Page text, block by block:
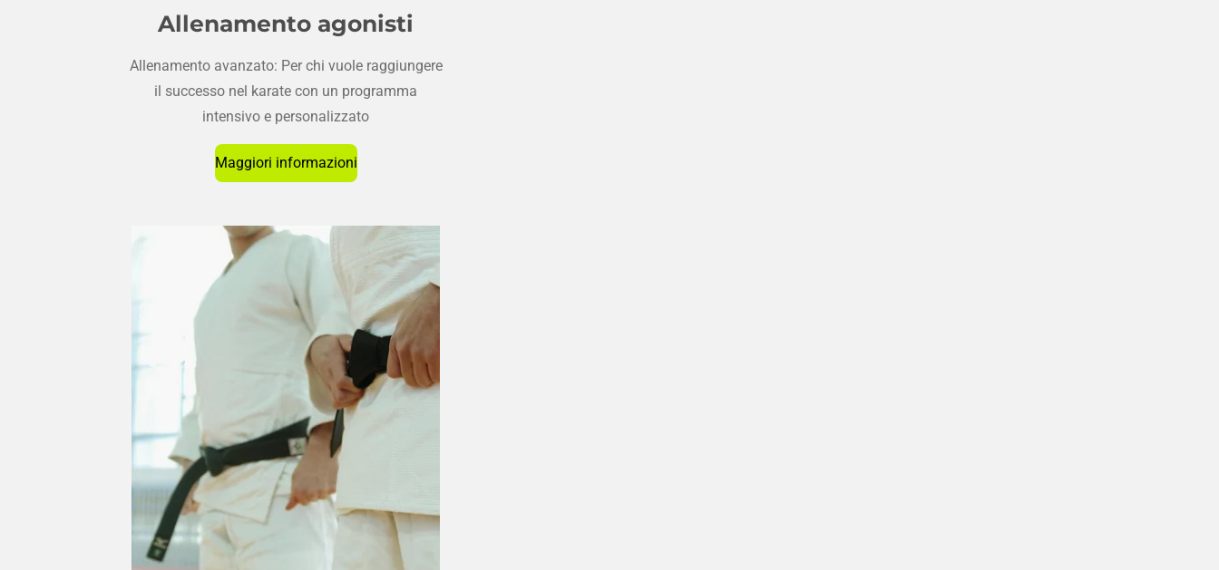
Allenamento agonisti
Allenamento avanzato: Per chi vuole raggiungere
il successo nel karate con un programma
intensivo e personalizzato
Maggiori informazioni